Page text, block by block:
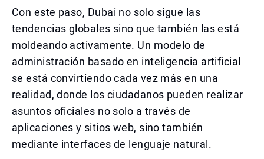
Con este paso, Dubai no solo sigue las
tendencias globales sino que también las está
moldeando activamente. Un modelo de
administración basado en inteligencia artificial
se está convirtiendo cada vez más en una
realidad, donde los ciudadanos pueden realizar
asuntos oficiales no solo a través de
aplicaciones y sitios web, sino también
mediante interfaces de lenguaje natural.